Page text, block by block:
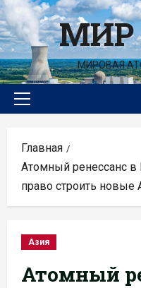
Перейти
к
содержимомуМИР
МИРОВАЯ
Основное
Главная
Атомный ренессанс в
право строить новые
Азия
Атомный